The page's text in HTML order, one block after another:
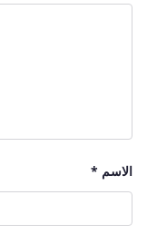
الاسم *